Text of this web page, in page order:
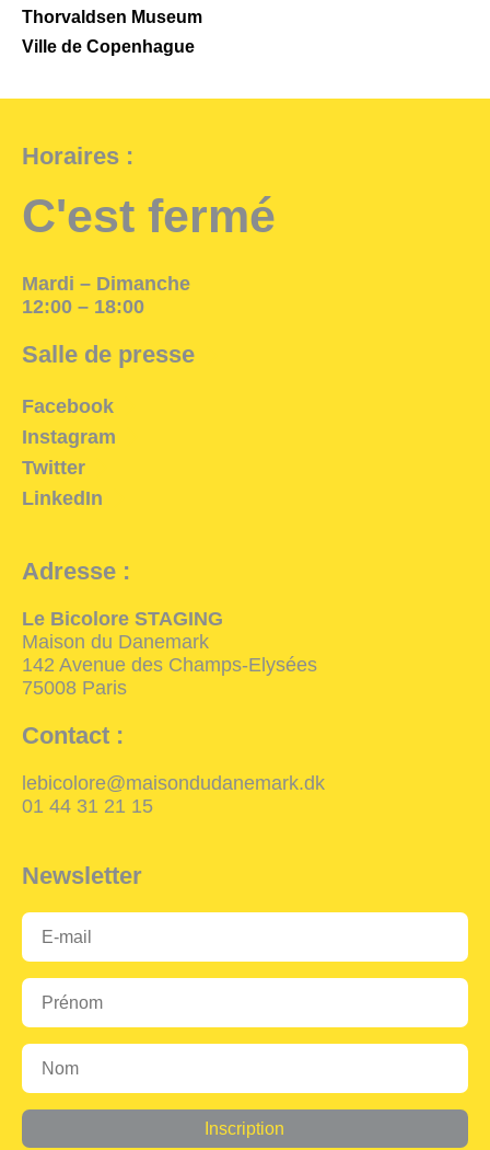
Thorvaldsen Museum
Ville de Copenhague
Horaires :
C'est fermé
Mardi – Dimanche
12:00 – 18:00
Salle de presse
Facebook
Instagram
Twitter
LinkedIn
Adresse :
Le Bicolore STAGING
Maison du Danemark
142 Avenue des Champs-Elysées
75008 Paris
Contact :
lebicolore@maisondudanemark.dk
01 44 31 21 15
Newsletter